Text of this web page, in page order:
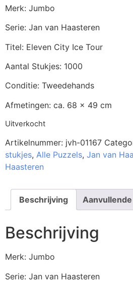
Merk: Jumbo
Serie: Jan van Haasteren
Titel: Eleven City Ice Tour
Aantal Stukjes: 1000
Conditie: Tweedehands
Afmetingen: ca. 68 x 49 cm
Uitverkocht
Artikelnummer: jvh-01167
stukjes, Alle Puzzels, Jan van
Haasteren
Beschrijving
Beschrijving
Merk: Jumbo
Serie: Jan van Haasteren